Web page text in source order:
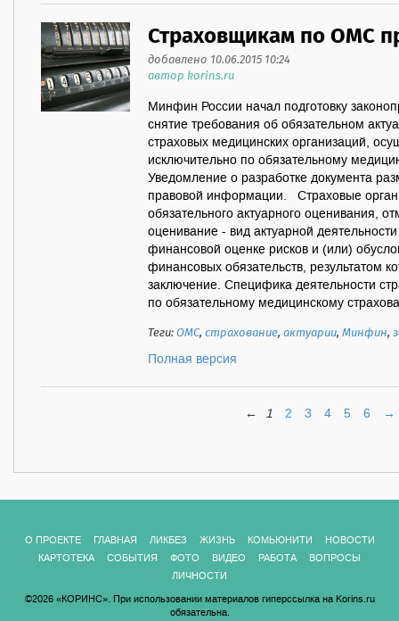
Страховщикам по ОМС
добавлено 10.06.2015 10:24
автор korins.ru
Минфин России начал подготовку
снятие требования об обязательном
страховых медицинских организаций,
исключительно по обязательному
Уведомление о разработке документа
правовой информации. Страховые
обязательного актуарного оценивания,
оценивание - вид актуарной
финансовой оценке рисков и (или)
финансовых обязательств, результатом
заключение. Специфика деятельности
по обязательному медицинскому
Теги:ОМС,страхование,актуарии,Минфин,
Полная версия
← 1 2 3 4 5 6 →
О ПРОЕКТЕ ГЛАВНАЯ ЛИКБЕЗ ЖИЗНЬ КОМЬЮНИТИ
НОВОСТИ
КАРТОТЕКА
СОБЫТИЯ ФОТО ВИДЕО РАБОТА
ВОПРОСЫ
ЛИЧНОСТИ
©2026 «КОРИНС». При использовании материалов гиперссылка на Korins.ru
обязательна.